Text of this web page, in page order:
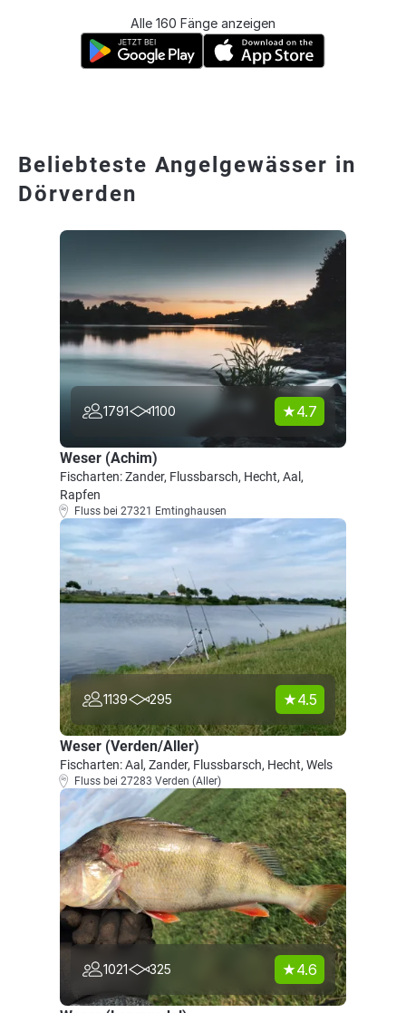
Alle 160 Fänge anzeigen
Beliebteste Angelgewässer in
Dörverden
1791 1100 4.7
Weser (Achim)
Fischarten: Zander, Flussbarsch, Hecht, Aal,
Rapfen
Fluss bei 27321 Emtinghausen
1139 295 4.5
Weser (Verden/Aller)
Fischarten: Aal, Zander, Flussbarsch, Hecht, Wels
Fluss bei 27283 Verden (Aller)
1021 325 4.6